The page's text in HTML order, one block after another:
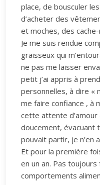
place, de bousculer
d’acheter des
et moches, des
Je me suis rendue
graisseux qui
ne pas me laisser
petit j’ai appris à
personnelles, à dire «
me faire confiance , à
cette attente
doucement, évacuant
pouvait partir, je n’en
Et pour la première
en un an. Pas
comportements